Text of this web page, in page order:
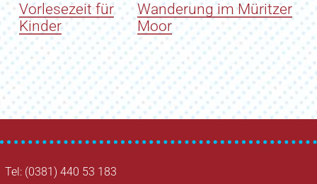
Vorlesezeit für
Kinder
Wanderung im Müritzer
Moor
Tel: (0381) 440 53 183